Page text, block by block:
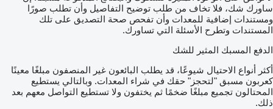
ساورك شك، فلا تخاف من طلب توضيح التفاصيل وأن تطلب صورًا
ومستندات إضافية للمعدات وأن تفحص صحة التصديق على تلك
المستندات وتطرح الأسئلة التي تساورك.
الدفع المسبك المثير للشك
أكثر أنواع الاحتيال شيوعًا، قد يطلب البائعون غير المنصفون مبلغًا معينًا
كعربون مسبق "لتحجز" حقك في شراء المعدات. وبالتالي يستطيع
المحتالون تجميع مبلغًا ضخمًا ثم يختفون ولا تستطيع التواصل معهم بعد
ذلك.